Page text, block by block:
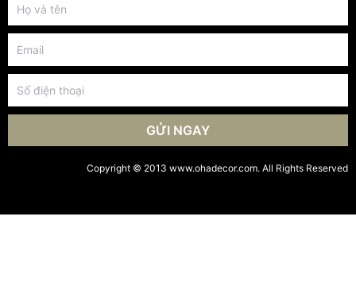
GỬI NGAY
Copyright © 2013 www.ohadecor.com. All Rights Reserved